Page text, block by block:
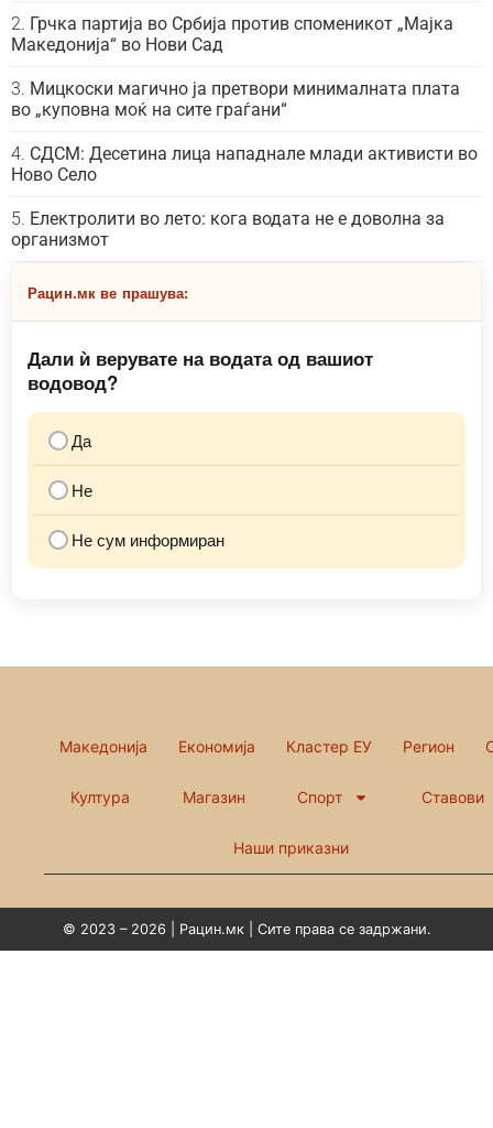
Грчка партија во Србија против споменикот „Мајка
Македонија“ во Нови Сад
Мицкоски магично ја претвори минималната плата
во „куповна моќ на сите граѓани“
СДСМ: Десетина лица нападнале млади активисти во
Ново Село
Електролити во лето: кога водата не е доволна за
организмот
Рацин.мк ве прашува:
Дали ѝ верувате на водата од вашиот
водовод?
Да
Не
Не сум информиран
Македонија Економија Кластер ЕУ Регион
Култура Магазин Спорт Ставови
Наши приказни
© 2023 – 2026 | Рацин.мк | Сите права се задржани.